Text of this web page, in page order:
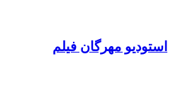
استودیو مهرگان فیلم